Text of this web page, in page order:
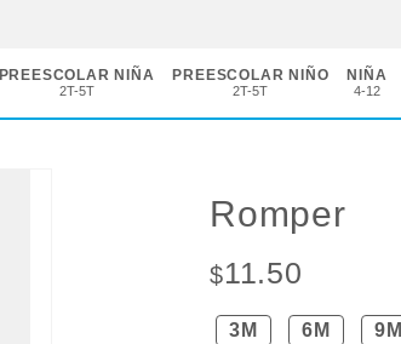
PREESCOLAR NIÑA
2T-5T
PREESCOLAR NIÑO
2T-5T
NIÑA
4-12
Romper
$11.50
3M 6M 9M